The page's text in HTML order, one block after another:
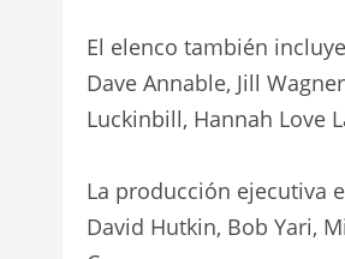
El elenco también
Dave Annable, Jill
Luckinbill, Hannah Love
La producción ejecutiva
David Hutkin, Bob Yari,